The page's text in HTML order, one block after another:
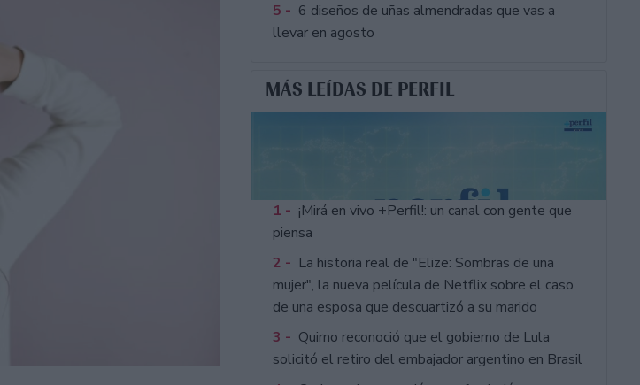
5 - 6 diseños de uñas almendradas que vas a
llevar en agosto
MÁS LEÍDAS DE PERFIL
1 - ¡Mirá en vivo +Perfil!: un canal con gente que
piensa
2 - La historia real de "Elize: Sombras de una
mujer", la nueva película de Netflix sobre el caso
de una esposa que descuartizó a su marido
3 - Quirno reconoció que el gobierno de Lula
solicitó el retiro del embajador argentino en Brasil